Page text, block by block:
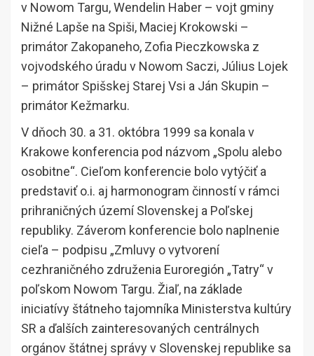
v Nowom Targu, Wendelin Haber – vojt gminy
Nižné Lapše na Spiši, Maciej Krokowski –
primátor Zakopaneho, Zofia Pieczkowska z
vojvodského úradu v Nowom Saczi, Július Lojek
– primátor Spišskej Starej Vsi a Ján Skupin –
primátor Kežmarku.
V dňoch 30. a 31. októbra 1999 sa konala v
Krakowe konferencia pod názvom „Spolu alebo
osobitne“. Cieľom konferencie bolo vytýčiť a
predstaviť o.i. aj harmonogram činností v rámci
prihraničných území Slovenskej a Poľskej
republiky. Záverom konferencie bolo naplnenie
cieľa – podpisu „Zmluvy o vytvorení
cezhraničného združenia Euroregión „Tatry“ v
poľskom Nowom Targu. Žiaľ, na základe
iniciatívy štátneho tajomníka Ministerstva kultúry
SR a ďalších zainteresovaných centrálnych
orgánov štátnej správy v Slovenskej republike sa